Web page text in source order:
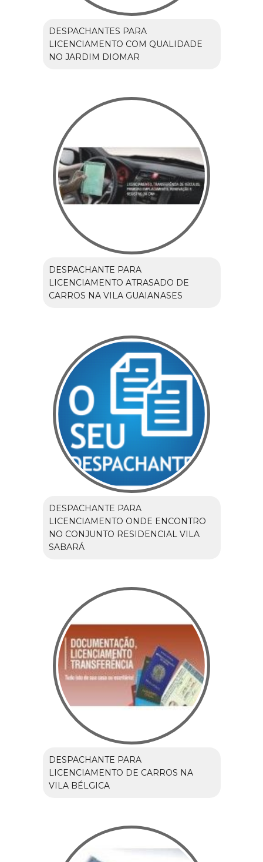
DESPACHANTES PARA
LICENCIAMENTO COM QUALIDADE
NO JARDIM DIOMAR
DESPACHANTE PARA
LICENCIAMENTO ATRASADO DE
CARROS NA VILA GUAIANASES
DESPACHANTE PARA
LICENCIAMENTO ONDE ENCONTRO
NO CONJUNTO RESIDENCIAL VILA
SABARÁ
DESPACHANTE PARA
LICENCIAMENTO DE CARROS NA
VILA BÉLGICA